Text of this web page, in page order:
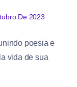
De 2023
poesia e
vida de sua